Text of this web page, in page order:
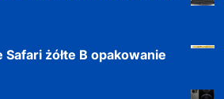
żółte B opakowanie